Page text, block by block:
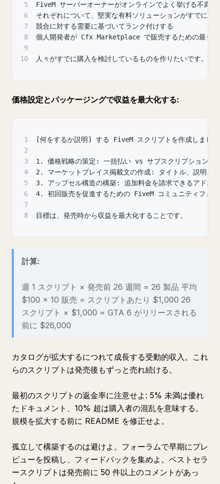
5
FiveM サーバーオーナーがオンラインでよく挙げる不満
6
それぞれについて、堅実な有料ソリューションがすでに
7
競合に対する需要に基づいてランク付けする
8
個人開発者が Cfx Marketplace で販売するための最も
9
10
人々がすでに購入を検討しているものを作りたいです。
価格設定とパッケージングで収益を最大化する:
1
[何をするか説明] する FiveM スクリプトを作成しまし
2
3
1. 価格戦略の策定: 一括払い vs サブスクリプション、
4
2. マーケットプレイス掲載文の作成: タイトル、説明、機
5
3. アップセル構造の構築: 追加料金を請求できるアドオ
6
4. 初回販売を促進するための FiveM コミュニティフォー
7
8
目標は、発売時から収益を最大化することです。
計算:
週 1 スクリプト × 発売前 26 週間 = 26 製品 平均
$100 × 10 販売 = スクリプトあたり $1,000 26
スクリプト × $1,000 = GTA 6 がリリースされる
前に $26,000
カタログが拡大するにつれて成長する受動的収入。これ
らのスクリプトは発売後もずっと売れ続ける。
最初のスクリプトの返金率に注意せよ: 5% 未満は優れ
たドキュメント、10% 超は購入者の混乱を意味する。
規模を拡大する前に README を修正せよ。
孤立して構築するのは避けよ。フォーラムで早期にプレ
ビューを投稿し、フィードバックを集めよ。ベストセラ
ースクリプトは発売前に 50 件以上のコメントがあっ